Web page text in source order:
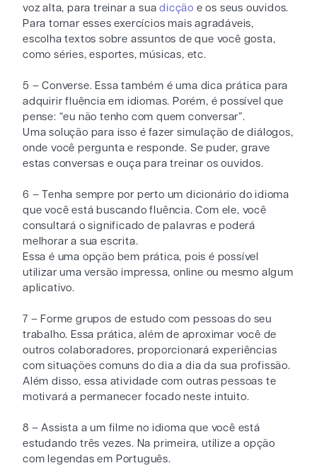
voz alta, para treinar a suadicção e os seus ouvidos.
Para tornar esses exercícios mais agradáveis,
escolha textos sobre assuntos de que você gosta,
como séries, esportes, músicas, etc.
5 – Converse. Essa também é uma dica prática para
adquirir fluência em idiomas. Porém, é possível que
pense: “eu não tenho com quem conversar”.
Uma solução para isso é fazer simulação de diálogos,
onde você pergunta e responde. Se puder, grave
estas conversas e ouça para treinar os ouvidos.
6 – Tenha sempre por perto um dicionário do idioma
que você está buscando fluência. Com ele, você
consultará o significado de palavras e poderá
melhorar a sua escrita.
Essa é uma opção bem prática, pois é possível
utilizar uma versão impressa, online ou mesmo algum
aplicativo.
7 – Forme grupos de estudo com pessoas do seu
trabalho. Essa prática, além de aproximar você de
outros colaboradores, proporcionará experiências
com situações comuns do dia a dia da sua profissão.
Além disso, essa atividade com outras pessoas te
motivará a permanecer focado neste intuito.
8 – Assista a um filme no idioma que você está
estudando três vezes. Na primeira, utilize a opção
com legendas em Português.